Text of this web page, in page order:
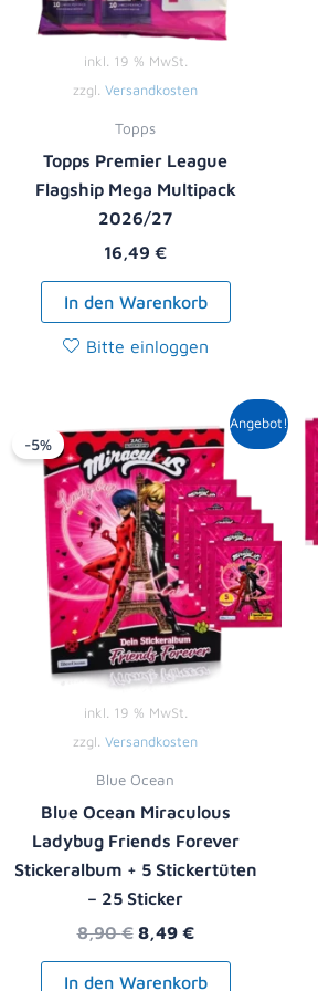
inkl. 19 % MwSt.
zzgl. Versandkosten
Topps
Topps Premier League
Flagship Mega Multipack
2026/27
16,49 €
In den Warenkorb
Bitte einloggen
Angebot!
-5%
inkl. 19 % MwSt.
zzgl. Versandkosten
Blue Ocean
Blue Ocean Miraculous
Ladybug Friends Forever
Stickeralbum + 5 Stickertüten
– 25 Sticker
8,90€
Ursprünglicher
Preis
war:
8,90 €
8,49 €
Aktueller
Preis
ist:
8,49 €.
In den Warenkorb